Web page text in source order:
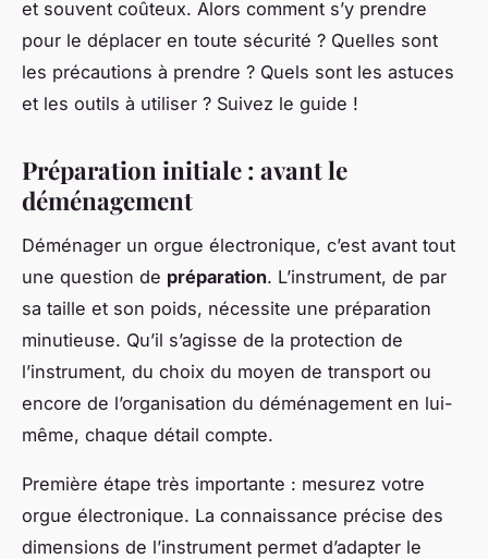
et souvent coûteux. Alors comment s’y prendre
pour le déplacer en toute sécurité ? Quelles sont
les précautions à prendre ? Quels sont les astuces
et les outils à utiliser ? Suivez le guide !
Préparation initiale : avant le
déménagement
Déménager un orgue électronique, c’est avant tout
une question de préparation. L’instrument, de par
sa taille et son poids, nécessite une préparation
minutieuse. Qu’il s’agisse de la protection de
l’instrument, du choix du moyen de transport ou
encore de l’organisation du déménagement en lui-
même, chaque détail compte.
Première étape très importante : mesurez votre
orgue électronique. La connaissance précise des
dimensions de l’instrument permet d’adapter le